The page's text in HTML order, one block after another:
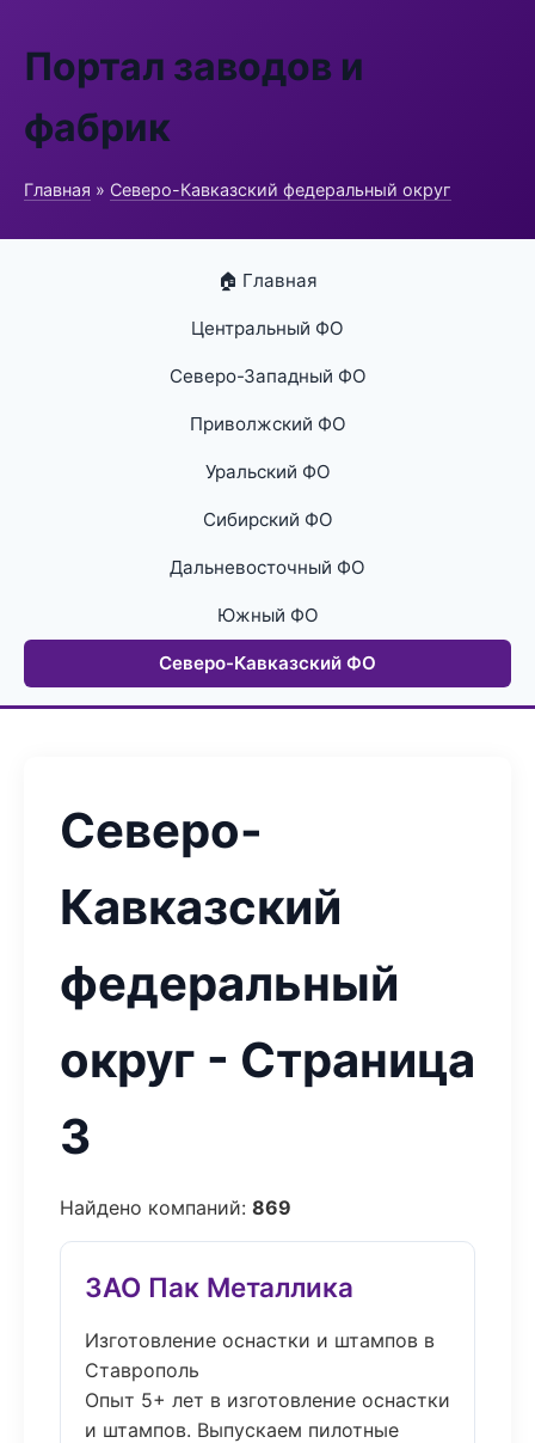
Портал заводов и
фабрик
Главная » Северо-Кавказский федеральный округ
🏠 Главная
Центральный ФО
Северо-Западный ФО
Приволжский ФО
Уральский ФО
Сибирский ФО
Дальневосточный ФО
Южный ФО
Северо-Кавказский ФО
Северо-
Кавказский
федеральный
округ - Страница
3
Найдено компаний: 869
ЗАО Пак Металлика
Изготовление оснастки и штампов в
Ставрополь
Опыт 5+ лет в изготовление оснастки
и штампов. Выпускаем пилотные